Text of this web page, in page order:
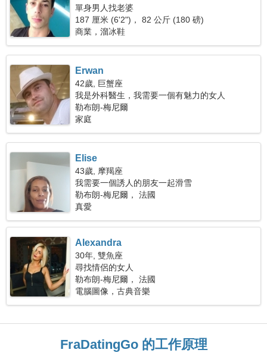
單身男人找老婆
187 厘米 (6'2")， 82 公斤 (180 磅)
商業，溜冰鞋
Erwan
42歲, 巨蟹座
我是外科醫生，我需要一個有魅力的女人
勒布朗-梅尼爾
家庭
Elise
43歲, 摩羯座
我需要一個誘人的朋友一起滑雪
勒布朗-梅尼爾， 法國
真愛
Alexandra
30年, 雙魚座
尋找情侶的女人
勒布朗-梅尼爾， 法國
電腦圖像，古典音樂
FraDatingGo 的工作原理